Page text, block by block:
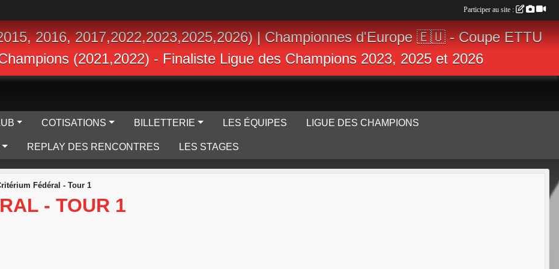
2016, 2017,2022,2023,2025,2026) | Championnes d'Europe 🇪🇺 - Coupe ETTU
(2021,2022) - Finaliste Ligue des Champions 2023, 2025 et 2026
COTISATIONS BILLETTERIE LES ÉQUIPES LIGUE DES CHAMPIONS
REPLAY DES RENCONTRES LES STAGES
Fédéral - Tour 1
- TOUR 1
Participer au site :